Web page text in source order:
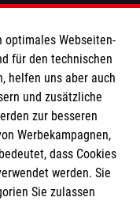
den
Sie unter
optimales Webseiten-
für den technischen
helfen uns aber auch
und zusätzliche
zur besseren
Werbekampagnen,
dass Cookies
werden. Sie
Sie zulassen